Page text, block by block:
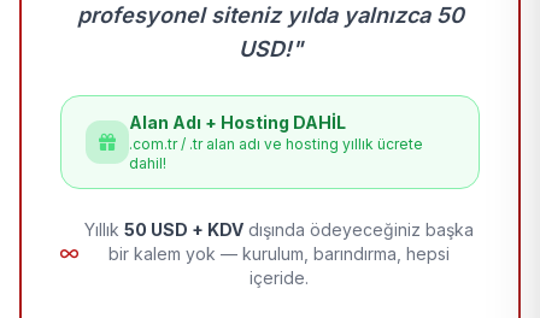
profesyonel siteniz yılda yalnızca 50
USD!"
Alan Adı + Hosting DAHİL
.com.tr / .tr alan adı ve hosting yıllık ücrete
dahil!
Yıllık 50 USD + KDV dışında ödeyeceğiniz başka
bir kalem yok — kurulum, barındırma, hepsi
içeride.